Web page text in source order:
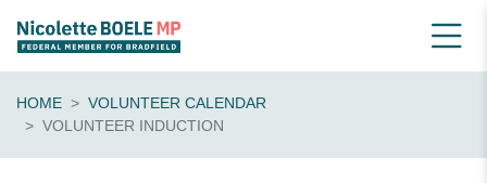
HOME
VOLUNTEER CALENDAR
VOLUNTEER INDUCTION